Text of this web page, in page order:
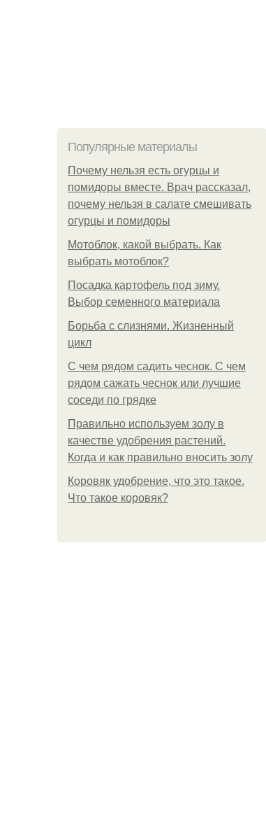
Популярные материалы
Почему нельзя есть огурцы и
помидоры вместе. Врач рассказал,
почему нельзя в салате смешивать
огурцы и помидоры
Мотоблок, какой выбрать. Как
выбрать мотоблок?
Посадка картофель под зиму.
Выбор семенного материала
Борьба с слизнями. Жизненный
цикл
С чем рядом садить чеснок. С чем
рядом сажать чеснок или лучшие
соседи по грядке
Правильно используем золу в
качестве удобрения растений.
Когда и как правильно вносить золу
Коровяк удобрение, что это такое.
Что такое коровяк?